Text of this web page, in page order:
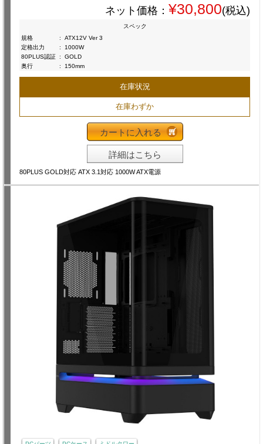
ネット価格： ¥30,800(税込)
スペック
規格
:
ATX12V Ver 3
定格出力
:
1000W
80PLUS認証 :
GOLD
奥行
: 150mm
在庫状況
在庫わずか
カートに入れる
詳細はこちら
80PLUS GOLD対応 ATX 3.1対応 1000W ATX電源